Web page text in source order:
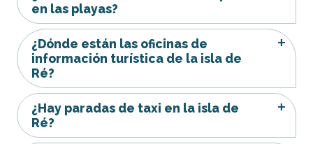
en las playas?
¿Dónde están las oficinas de
información turística de la isla de
Ré?
¿Hay paradas de taxi en la isla de
Ré?